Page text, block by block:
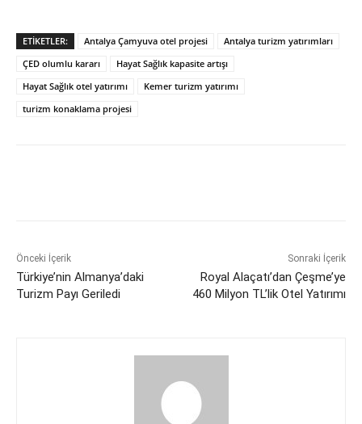
ETIKETLER: Antalya Çamyuva otel projesi
Antalya turizm yatırımları
ÇED olumlu kararı
Hayat Sağlık kapasite artışı
Hayat Sağlık otel yatırımı
Kemer turizm yatırımı
turizm konaklama projesi
Önceki İçerik
Türkiye’nin Almanya’daki
Turizm Payı Geriledi
Sonraki İçerik
Royal Alaçatı’dan Çeşme’ye
460 Milyon TL’lik Otel Yatırımı